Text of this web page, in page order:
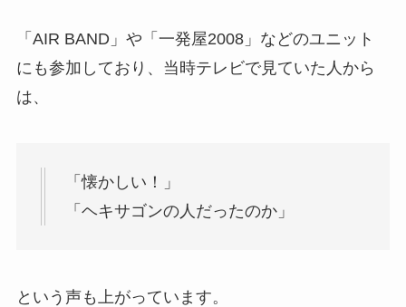
「AIR BAND」や「一発屋2008」などのユニット
にも参加しており、当時テレビで見ていた人から
は、
「懐かしい！」
「ヘキサゴンの人だったのか」
という声も上がっています。